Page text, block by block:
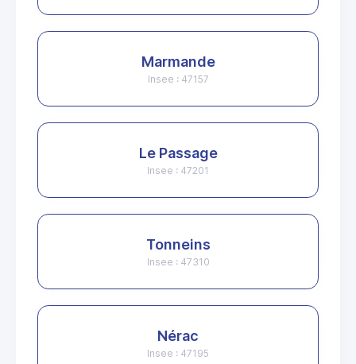
Marmande
Insee : 47157
Le Passage
Insee : 47201
Tonneins
Insee : 47310
Nérac
Insee : 47195